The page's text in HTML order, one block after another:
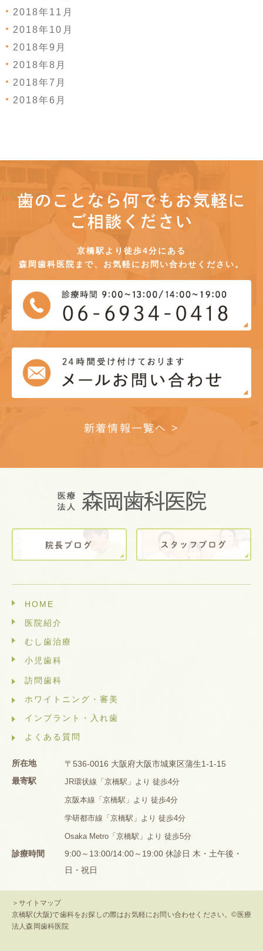
2018年11月
2018年10月
2018年9月
2018年8月
2018年7月
2018年6月
歯のことなら何でもお気軽に
ご相談ください
京橋駅より徒歩4分にある
森岡歯科医院まで、お気軽にお問い合わせください。
新着情報一覧へ >
HOME
医院紹介
むし歯治療
小児歯科
訪問歯科
ホワイトニング・審美
インプラント・入れ歯
よくある質問
所在地
〒536-0016 大阪府大阪市城東区蒲生1-1-15
最寄駅
JR環状線「京橋駅」より 徒歩4分
京阪本線「京橋駅」より 徒歩4分
学研都市線「京橋駅」より 徒歩4分
Osaka Metro「京橋駅」より 徒歩5分
診療時間
9:00～13:00/14:00～19:00 休診日 木・土午後・
日・祝日
＞サイトマップ
京橋駅(大阪)で歯科をお探しの際はお気軽にお問い合わせください。©医療
法人森岡歯科医院